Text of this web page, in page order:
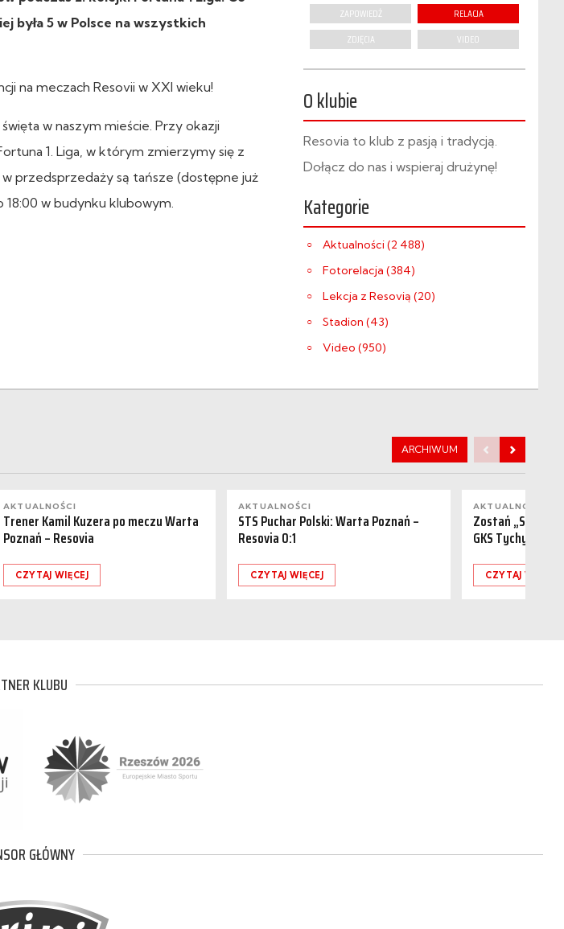
była 5 w Polsce na wszystkich
na meczach Resovii w XXI wieku!
w naszym mieście. Przy okazji
1. Liga, w którym zmierzymy się z
przedsprzedaży są tańsze (dostępne już
w budynku klubowym.
ZAPOWIEDŹ
RELACJA
ZDJĘCIA
VIDEO
O klubie
Resovia to klub z pasją i tradycją.
Dołącz do nas i wspieraj drużynę!
Kategorie
Aktualności (2 488)
Fotorelacja (384)
Lekcja z Resovią (20)
Stadion (43)
Video (950)
ARCHIWUM
AKTUALNOŚCI
Trener Kamil Kuzera po meczu Warta
Poznań – Resovia
CZYTAJ WIĘCEJ
AKTUALNOŚCI
STS Puchar Polski: Warta Poznań –
Resovia 0:1
CZYTAJ WIĘCEJ
AKTUALNOŚCI
Zostań
GKS Tychy
CZYTAJ WIĘCEJ
KLUBU
GŁÓWNY